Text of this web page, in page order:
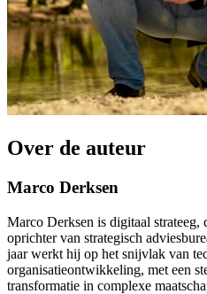
Over de auteur
Marco Derksen
Marco Derksen is digitaal strateeg,
oprichter van strategisch
jaar werkt hij op het snijvlak van
organisatieontwikkeling, met een
transformatie in complexe